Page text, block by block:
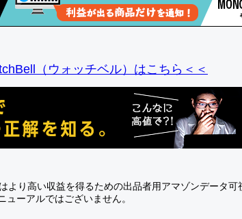
（ウォッチベル）はこちら＜＜
より高い収益を得るための出品者用アマゾンデータ可
ーアルではございません。